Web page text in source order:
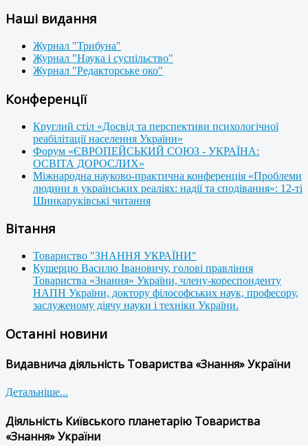
Наші видання
Журнал "Трибуна"
Журнал "Наука і суспільство"
Журнал "Редакторське око"
Конференції
Круглий стіл «Досвід та перспективи психологічної
реабілітації населення України»
Форум «ЄВРОПЕЙСЬКИЙ СОЮЗ - УКРАЇНА:
ОСВІТА ДОРОСЛИХ»
Міжнародна науково-практична конференція «Проблеми
людини в українських реаліях: надії та сподівання»: 12-ті
Шинкаруківські читання
Вітання
Товариство "ЗНАННЯ УКРАЇНИ"
Кушерцю Василю Івановичу, голові правління
Товариства «Знання» України, члену-кореспонденту
НАПН України, доктору філософських наук, професору,
заслуженому діячу науки і техніки України.
Останні новини
Видавнича діяльність Товариства «Знання» України
Детальніше...
Діяльність Київського планетарію Товариства
«Знання» України